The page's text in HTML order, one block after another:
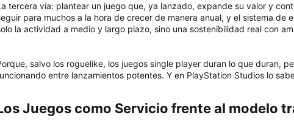
tercera vía: plantear un juego que, ya lanzado, expande su valor y
para muchos a la hora de crecer de manera anual, y el sistema de
la actividad a medio y largo plazo, sino una sostenibilidad real con
salvo los roguelike, los juegos single player duran lo que duran,
entre lanzamientos potentes. Y en PlayStation Studios lo
Juegos como Servicio frente al modelo